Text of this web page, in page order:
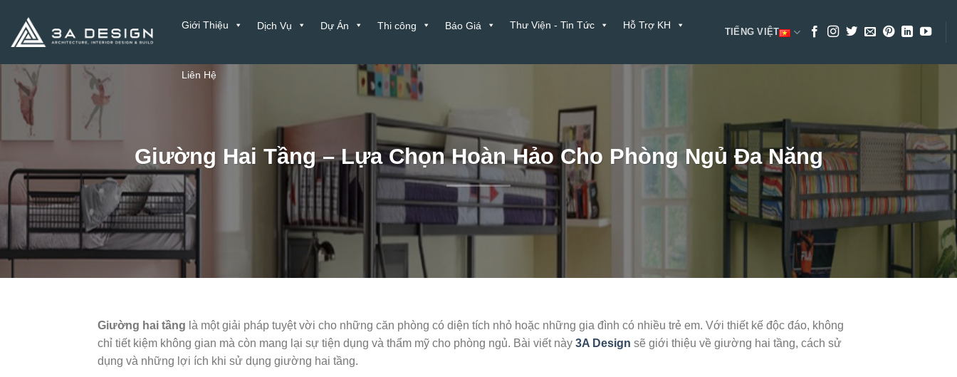
nội
dung
Giới Thiệu Dịch Vụ Dự Án Thi công Báo Giá Thư Viện - Tin Tức Hỗ Trợ KH
Liên Hệ
TIẾNG VIỆT
Giường Hai Tầng – Lựa Chọn Hoàn Hảo Cho Phòng Ngủ Đa Năng
Giường hai tầng là một giải pháp tuyệt vời cho những căn phòng có diện tích nhỏ hoặc những gia đình có nhiều trẻ em. Với thiết kế độc đáo, không
chỉ tiết kiệm không gian mà còn mang lại sự tiện dụng và thẩm mỹ cho phòng ngủ. Bài viết này 3A Design sẽ giới thiệu về giường hai tầng, cách sử
dụng và những lợi ích khi sử dụng giường hai tầng.